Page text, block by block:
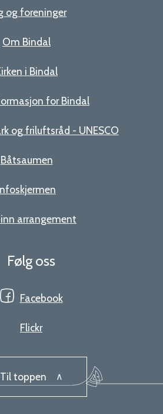
og foreninger
Om Bindal
i Bindal
for Bindal
og friluftsråd - UNESCO
Båtsaumen
arrangement
Følg oss
Facebook
Flickr
Til toppen